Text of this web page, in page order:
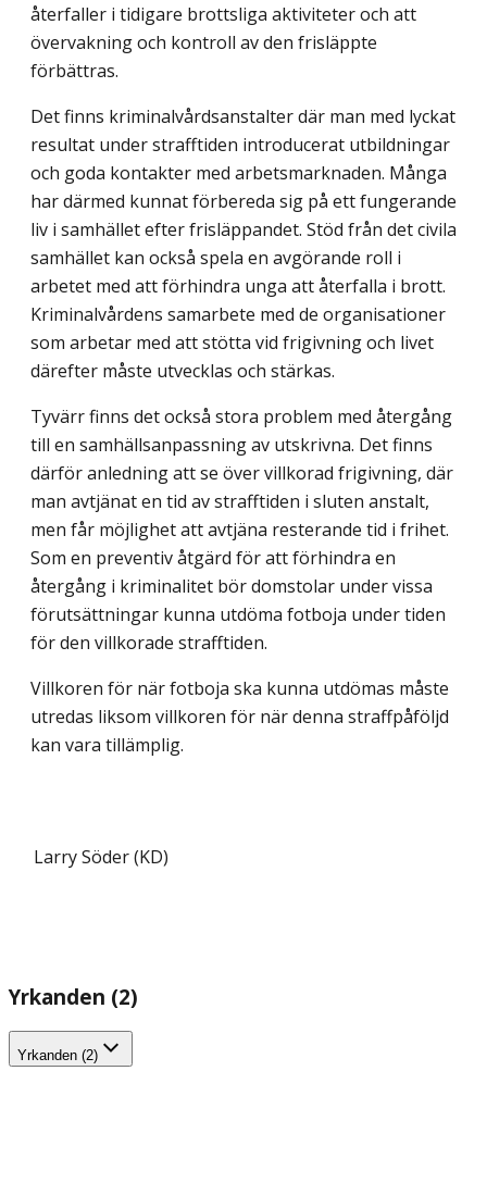
återfaller i tidigare brottsliga aktiviteter och att
övervakning och kontroll av den frisläppte
förbättras.
Det finns kriminalvårdsanstalter där man med lyckat
resultat under strafftiden introducerat utbildningar
och goda kontakter med arbetsmarknaden. Många
har därmed kunnat förbereda sig på ett fungerande
liv i samhället efter frisläppandet. Stöd från det civila
samhället kan också spela en avgörande roll i
arbetet med att förhindra unga att återfalla i brott.
Kriminalvårdens samarbete med de organisationer
som arbetar med att stötta vid frigivning och livet
därefter måste utvecklas och stärkas.
Tyvärr finns det också stora problem med återgång
till en samhällsanpassning av utskrivna. Det finns
därför anledning att se över villkorad frigivning, där
man avtjänat en tid av strafftiden i sluten anstalt,
men får möjlighet att avtjäna resterande tid i frihet.
Som en preventiv åtgärd för att förhindra en
återgång i kriminalitet bör domstolar under vissa
förutsättningar kunna utdöma fotboja under tiden
för den villkorade strafftiden.
Villkoren för när fotboja ska kunna utdömas måste
utredas liksom villkoren för när denna straffpåföljd
kan vara tillämplig.
Larry Söder (KD)
Yrkanden (2)
Yrkanden (2)